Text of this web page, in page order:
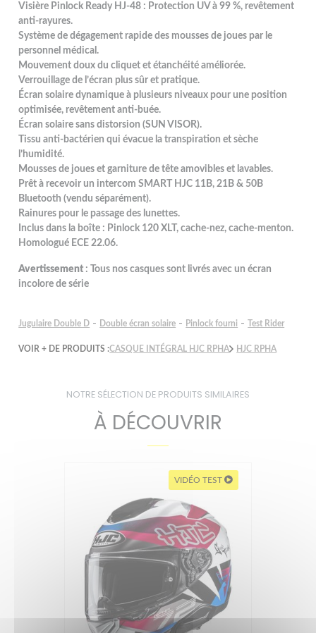
Visière Pinlock Ready HJ-48 : Protection UV à 99 %, revêtement
anti-rayures.
Système de dégagement rapide des mousses de joues par le
personnel médical.
Mouvement doux du cliquet et étanchéité améliorée.
Verrouillage de l’écran plus sûr et pratique.
Écran solaire dynamique à plusieurs niveaux pour une position
optimisée, revêtement anti-buée.
Écran solaire sans distorsion (SUN VISOR).
Tissu anti-bactérien qui évacue la transpiration et sèche
l’humidité.
Mousses de joues et garniture de tête amovibles et lavables.
Prêt à recevoir un intercom SMART HJC 11B, 21B & 50B
Bluetooth (vendu séparément).
Rainures pour le passage des lunettes.
Inclus dans la boîte : Pinlock 120 XLT, cache-nez, cache-menton.
Homologué ECE 22.06.
Avertissement : Tous nos casques sont livrés avec un écran
incolore de série
Jugulaire Double D - Double écran solaire - Pinlock fourni - Test Rider
VOIR + DE PRODUITS :CASQUE INTÉGRAL HJC RPHA HJC RPHA
NOTRE SÉLECTION DE PRODUITS SIMILAIRES
À DÉCOUVRIR
VIDÉO TEST